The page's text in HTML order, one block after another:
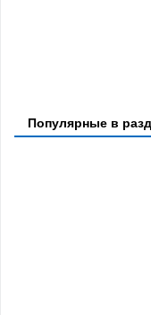
Популярные в